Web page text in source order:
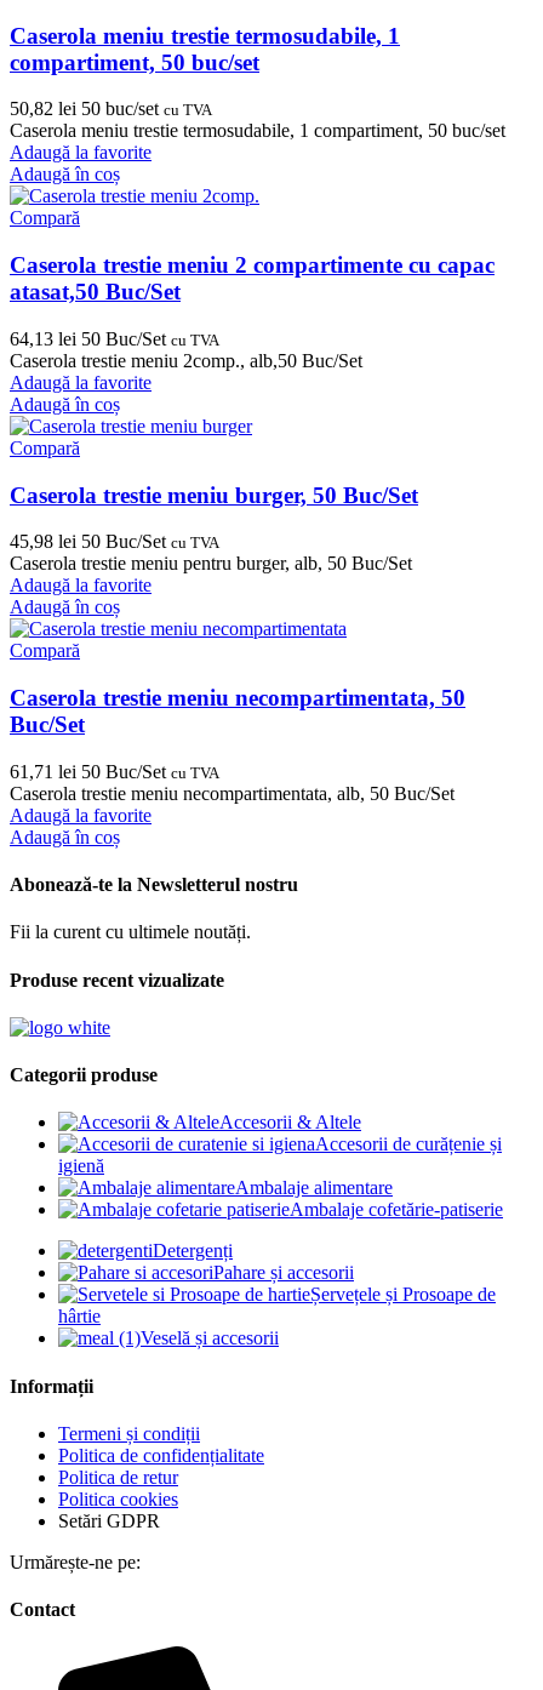
Caserola meniu trestie termosudabile, 1
compartiment, 50 buc/set
50,82 lei 50 buc/set cu TVA
Caserola meniu trestie termosudabile, 1 compartiment, 50 buc/set
Adaugă la favorite
Adaugă în coș
Compară
Caserola trestie meniu 2 compartimente cu capac
atasat,50 Buc/Set
64,13 lei 50 Buc/Set cu TVA
Caserola trestie meniu 2comp., alb,50 Buc/Set
Adaugă la favorite
Adaugă în coș
Compară
Caserola trestie meniu burger, 50 Buc/Set
45,98 lei 50 Buc/Set cu TVA
Caserola trestie meniu pentru burger, alb, 50 Buc/Set
Adaugă la favorite
Adaugă în coș
Compară
Caserola trestie meniu necompartimentata, 50
Buc/Set
61,71 lei 50 Buc/Set cu TVA
Caserola trestie meniu necompartimentata, alb, 50 Buc/Set
Adaugă la favorite
Adaugă în coș
Abonează-te la Newsletterul nostru
Fii la curent cu ultimele noutăți.
Produse recent vizualizate
Categorii produse
Accesorii & Altele
Accesorii de curățenie și
igienă
Ambalaje alimentare
Ambalaje cofetărie-patiserie
Detergenți
Pahare și accesorii
Șervețele și Prosoape de
hârtie
Veselă și accesorii
Informații
Termeni și condiții
Politica de confidențialitate
Politica de retur
Politica cookies
Setări GDPR
Urmărește-ne pe:
Contact